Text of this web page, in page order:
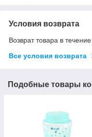
Условия возврата
Возврат товара в
Все условия возврата
Подобные товары